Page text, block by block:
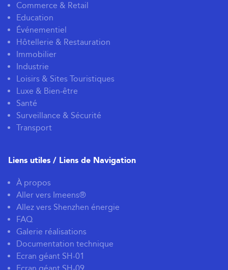
Commerce & Retail
Education
Événementiel
Hôtellerie & Restauration
Immobilier
Industrie
Loisirs & Sites Touristiques
Luxe & Bien-être
Santé
Surveillance & Sécurité
Transport
Liens utiles / Liens de Navigation
À propos
Aller vers Imeens®
Allez vers Shenzhen énergie
FAQ
Galerie réalisations
Documentation technique
Ecran géant SH-01